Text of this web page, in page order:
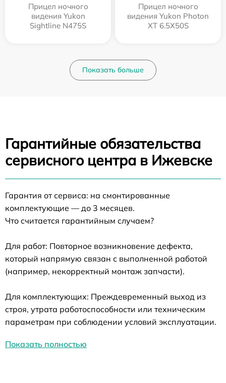
Прицел ночного
видения Yukon
Sightline N475S
Прицел ночного
видения Yukon Photon
XT 6.5X50S
Показать больше
Гарантийные обязательства
сервисного центра в Ижевске
Гарантия от сервиса: на смонтированные
комплектующие — до 3 месяцев.
Что считается гарантийным случаем?
Для работ: Повторное возникновение дефекта,
который напрямую связан с выполненной работой
(например, некорректный монтаж запчасти).
Для комплектующих: Преждевременный выход из
строя, утрата работоспособности или техническим
параметрам при соблюдении условий эксплуатации.
Показать полностью